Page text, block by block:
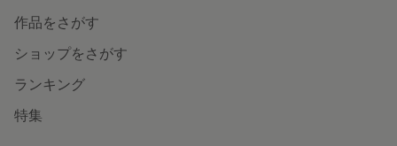
作品をさがす
ショップをさがす
ランキング
特集